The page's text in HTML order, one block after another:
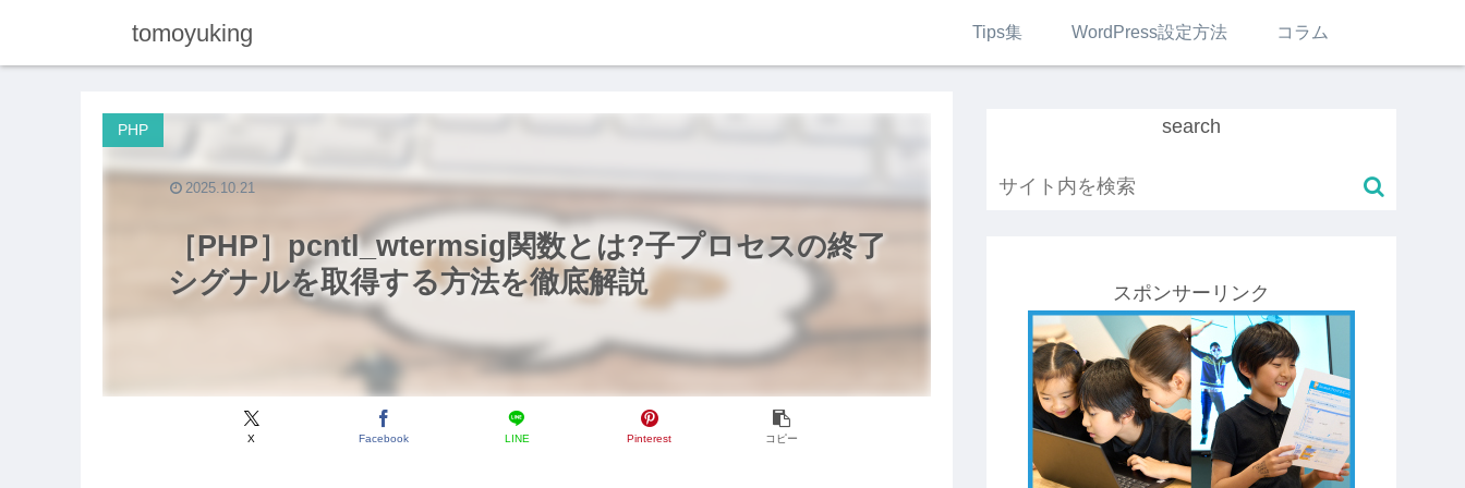
tomoyuking Tips集 WordPress設定方法 コラム
［PHP］pcntl_wtermsig関数とは?子プロセスの終了
シグナルを取得する方法を徹底解説
PHP
X Facebook LINE Pinterest コピー
2025.10.21
search
スポンサーリンク